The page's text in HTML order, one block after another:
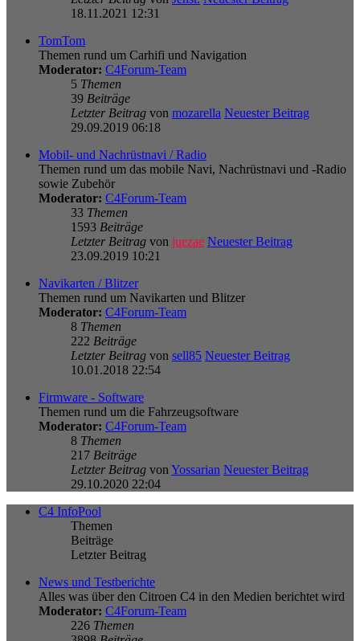
18.11.2021 12:31
TomTom
Themen rund um Carhifi und Navigation
Moderator: C4Forum-Team
5 Themen
39 Beiträge
Letzter Beitrag von mozarella Neuester Beitrag
29.09.2019 06:18
Mobil- und Nachrüstnavi / Radio
Themen rund um das mobile Navi, Nachrüstnavi und -Radio
sowie Zubehör
Moderator: C4Forum-Team
33 Themen
1593 Beiträge
Letzter Beitrag von juezae Neuester Beitrag
23.09.2019 10:21
Navikarten / Blitzer
Themen rund um Navikarten und Blitzer
Moderator: C4Forum-Team
8 Themen
222 Beiträge
Letzter Beitrag von sell85 Neuester Beitrag
10.01.2018 22:54
Firmware - Software
Themen rund um die Fahrzeugsoftware
Moderator: C4Forum-Team
8 Themen
217 Beiträge
Letzter Beitrag von Yossarian Neuester Beitrag
29.10.2020 22:04
C4 InfoPool
Themen
Beiträge
Letzter Beitrag
News und Testberichte
Alles was über den Citroen C4 in den Medien berichtet wird
Moderator: C4Forum-Team
226 Themen